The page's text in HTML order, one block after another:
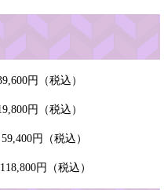
円（税込）
円（税込）
円（税込）
円（税込）